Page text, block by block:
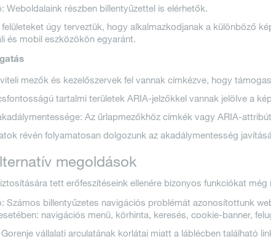
Weboldalaink részben billentyűzettel is elérhetők.
úgy terveztük, hogy alkalmazkodjanak a különböző
és mobil eszközökön egyaránt.
mezők és kezelőszervek fel vannak címkézve, hogy
tartalmi területek ARIA-jelzőkkel vannak jelölve a
Az űrlapmezőkhöz címkék vagy ARIA-
révén folyamatosan dolgozunk az akadálymentesség
megoldások
tett erőfeszítéseink ellenére bizonyos funkciókat
Számos billentyűzetes navigációs problémát azonosítottunk
navigációs menü, körhinta, keresés, cookie-banner,
vállalati arculatának korlátai miatt a láblécben található